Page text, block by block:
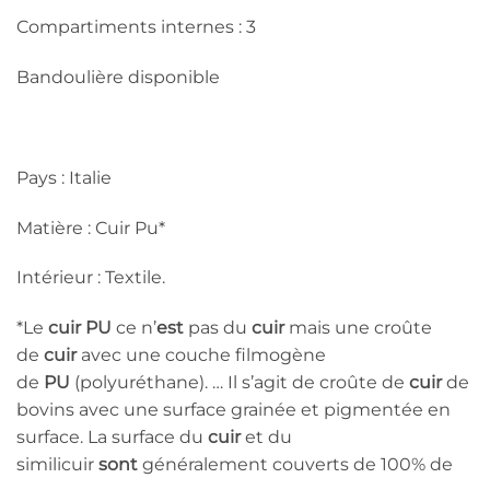
Compartiments internes : 3
Bandoulière disponible
Pays : Italie
Matière : Cuir Pu*
Intérieur : Textile.
*Le cuir PU ce n’est pas du cuirmais une croûte
de cuiravec une couche filmogène
de PU (polyuréthane). … Il s’agit de croûte de cuirde
bovins avec une surface grainée et pigmentée en
surface. La surface du cuiret du
similicuir sont généralement couverts de 100% de